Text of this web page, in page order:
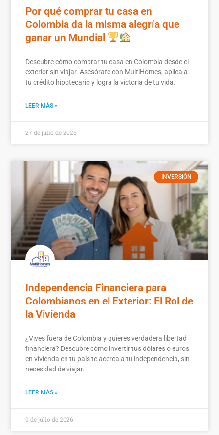
Por qué comprar tu casa en
Colombia da la misma alegría que
ganar un Mundial
Descubre cómo comprar tu casa en Colombia desde el
exterior sin viajar. Asesórate con MultiHomes, aplica a
tu crédito hipotecario y logra la victoria de tu vida.
LEER MÁS »
27 de julio de 2026
INVERSIÓN
Independencia Financiera para
Colombianos en el Exterior: El Rol de
la Vivienda
¿Vives fuera de Colombia y quieres verdadera libertad
financiera? Descubre cómo invertir tus dólares o euros
en vivienda en tu país te acerca a tu independencia, sin
necesidad de viajar.
LEER MÁS »
9 de julio de 2026